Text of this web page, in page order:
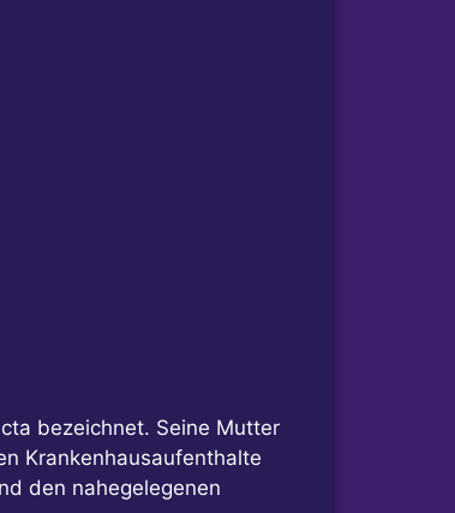
bezeichnet. Seine Mutter
Krankenhausaufenthalte
den nahegelegenen